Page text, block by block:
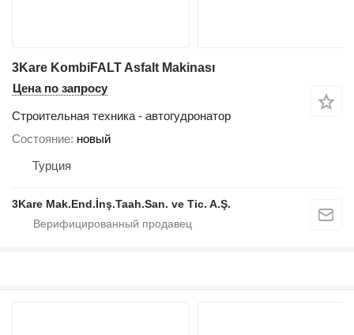
3Kare KombiFALT Asfalt Makinası
Цена по запросу
Строительная техника - автогудронатор
Состояние новый
Турция
3Kare Mak.End.İnş.Taah.San. ve Tic. A.Ş.